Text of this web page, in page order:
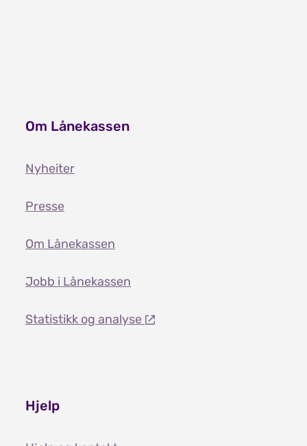
Om Lånekassen
Nyheiter
Presse
Om Lånekassen
Jobb i Lånekassen
Statistikk og analyse
Hjelp